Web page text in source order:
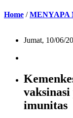
Home /MENYAPA
Jumat, 10/06/
imunitas